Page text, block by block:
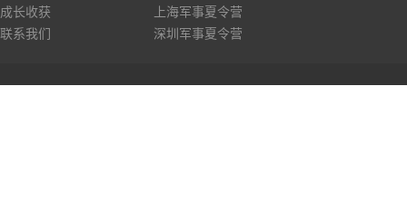
成长收获
联系我们
上海军事夏令营
深圳军事夏令营